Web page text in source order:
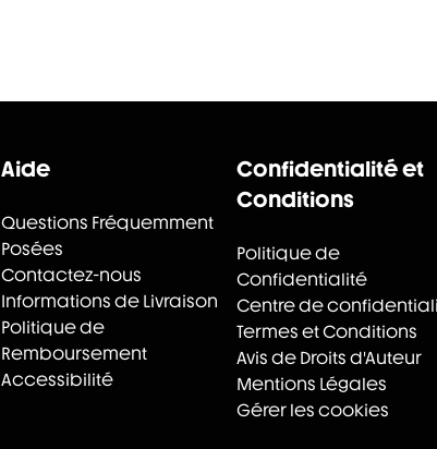
Aide
Questions Fréquemment
Posées
Contactez-nous
Informations de Livraison
Politique de
Remboursement
Accessibilité
Confidentialité et
Conditions
Politique de
Confidentialité
Centre de
Termes et Conditions
Avis de Droits d'Auteur
Mentions Légales
Gérer les cookies